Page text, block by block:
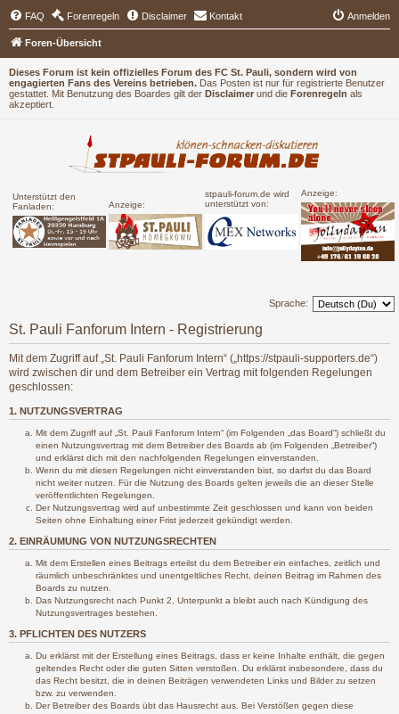
Dieses Forum ist kein offizielles Forum des FC St. Pauli, sondern wird von
engagierten Fans des Vereins betrieben. Das Posten ist nur für registrierte Benutzer
gestattet. Mit Benutzung des Boardes gilt der Disclaimer und die Forenregeln als
akzeptiert.
Unterstützt den
Fanladen:
Anzeige:
stpauli-forum.de wird
unterstützt von:
Anzeige:
FAQ Forenregeln Disclaimer Kontakt Anmelden
Foren-Übersicht
Sprache:
St. Pauli Fanforum Intern - Registrierung
Mit dem Zugriff auf „St. Pauli Fanforum Intern“ („https://stpauli-supporters.de“)
wird zwischen dir und dem Betreiber ein Vertrag mit folgenden Regelungen
geschlossen:
1. NUTZUNGSVERTRAG
Mit dem Zugriff auf „St. Pauli Fanforum Intern“ (im Folgenden „das Board“) schließt du
einen Nutzungsvertrag mit dem Betreiber des Boards ab (im Folgenden „Betreiber“)
und erklärst dich mit den nachfolgenden Regelungen einverstanden.
Wenn du mit diesen Regelungen nicht einverstanden bist, so darfst du das Board
nicht weiter nutzen. Für die Nutzung des Boards gelten jeweils die an dieser Stelle
veröffentlichten Regelungen.
Der Nutzungsvertrag wird auf unbestimmte Zeit geschlossen und kann von beiden
Seiten ohne Einhaltung einer Frist jederzeit gekündigt werden.
2. EINRÄUMUNG VON NUTZUNGSRECHTEN
Mit dem Erstellen eines Beitrags erteilst du dem Betreiber ein einfaches, zeitlich und
räumlich unbeschränktes und unentgeltliches Recht, deinen Beitrag im Rahmen des
Boards zu nutzen.
Das Nutzungsrecht nach Punkt 2, Unterpunkt a bleibt auch nach Kündigung des
Nutzungsvertrages bestehen.
3. PFLICHTEN DES NUTZERS
Du erklärst mit der Erstellung eines Beitrags, dass er keine Inhalte enthält, die gegen
geltendes Recht oder die guten Sitten verstoßen. Du erklärst insbesondere, dass du
das Recht besitzt, die in deinen Beiträgen verwendeten Links und Bilder zu setzen
bzw. zu verwenden.
Der Betreiber des Boards übt das Hausrecht aus. Bei Verstößen gegen diese